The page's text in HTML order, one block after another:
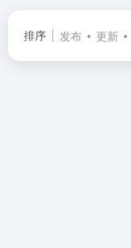
排序 发布 更新